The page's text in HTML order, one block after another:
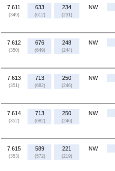
7.611
(349)
633
(612)
234
(231)
NW
7.612
(350)
676
(649)
248
(244)
NW
7.613
(351)
713
(682)
250
(246)
NW
7.614
(352)
713
(682)
250
(246)
NW
7.615
(353)
589
(572)
221
(219)
NW